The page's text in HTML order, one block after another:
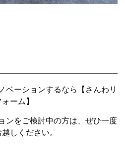
ベーションするなら【さんわリ
ォーム】
ンをご検討中の方は、ぜひ一度
しください。